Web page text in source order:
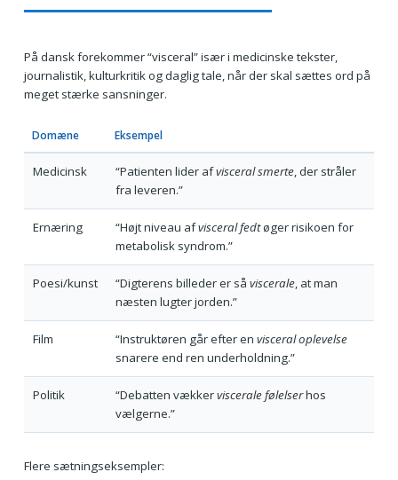
På dansk forekommer “visceral” især i medicinske tekster,
journalistik, kulturkritik og daglig tale, når der skal sættes ord på
meget stærke sansninger.
Domæne Eksempel
Medicinsk “Patienten lider afvisceral smerte, der stråler
fra leveren.”
Ernæring “Højt niveau afvisceral fedtøger risikoen for
metabolisk syndrom.”
Poesi/kunst “Digterens billeder er så viscerale, at man
næsten lugter jorden.”
Film “Instruktøren går efter en visceral oplevelse
snarere end ren underholdning.”
Politik “Debatten vækkerviscerale følelserhos
vælgerne.”
Flere sætningseksempler: